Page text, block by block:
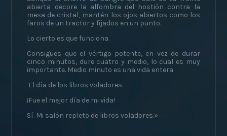
abierta decore la alfombra del hostión contra la
mesa de cristal, mantén los ojos abiertos como los
faros de un tractor y fijados en un punto.
Lo cierto es que funciona.
Consigues que el vértigo potente, en vez de durar
cinco minutos, dure cuatro y medio, lo cual es muy
importante. Medio minuto es una vida entera.
El día de los libros voladores.
¡Fue el mejor día de mi vida!
Sí. Mi salón repleto de libros voladores.»